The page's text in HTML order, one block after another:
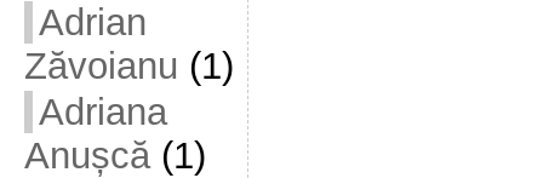
Adrian
Zăvoianu (1)
Adriana
Anușcă(1)